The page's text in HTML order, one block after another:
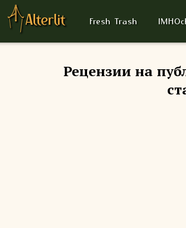
Fresh Trash
Рецензии на